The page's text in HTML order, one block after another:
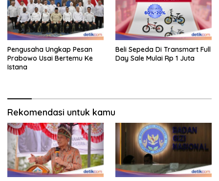
Pengusaha Ungkap Pesan
Prabowo Usai Bertemu Ke
Istana
Beli Sepeda Di Transmart Full
Day Sale Mulai Rp 1 Juta
Rekomendasi untuk kamu